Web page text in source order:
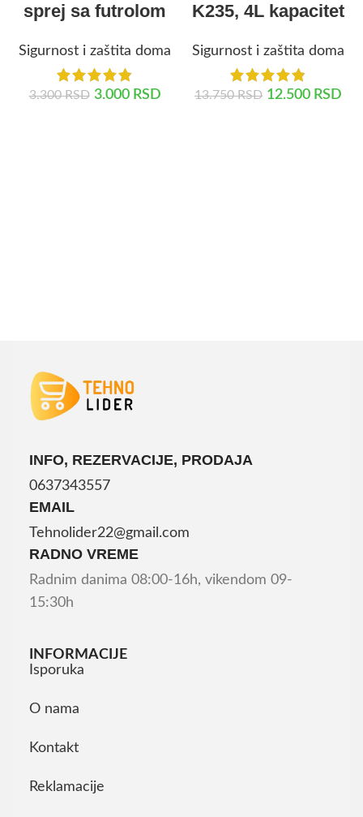
sprej sa futrolom
Sigurnost i zaštita doma
3.300RSD 3.000 RSD
K235, 4L kapacitet
Sigurnost i zaštita doma
13.750RSD 12.500 RSD
INFO, REZERVACIJE, PRODAJA
0637343557
EMAIL
Tehnolider22@gmail.com
RADNO VREME
Radnim danima 08:00-16h, vikendom 09-
15:30h
INFORMACIJE
Isporuka
O nama
Kontakt
Reklamacije